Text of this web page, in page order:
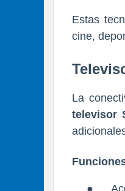
Estas
cine,
La
televisor
●